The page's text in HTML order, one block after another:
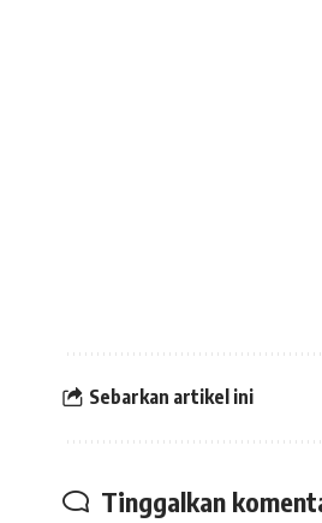
Sebarkan artikel ini
Tinggalkan